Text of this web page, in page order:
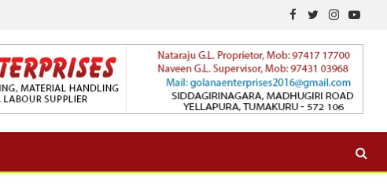
Facebook
TwitterInstagram